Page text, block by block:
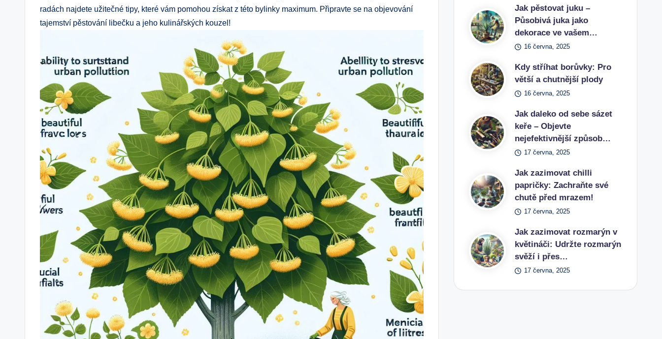
radách najdete užitečné tipy, které vám pomohou získat z této bylinky maximum. Připravte se na objevování
tajemství pěstování libečku a jeho kulinářských kouzel!
Jak pěstovat juku –
Působivá juka jako
dekorace ve vašem…
16 června, 2025
Kdy stříhat borůvky: Pro
větší a chutnější plody
16 června, 2025
Jak daleko od sebe sázet
keře – Objevte
nejefektivnější způsob…
17 června, 2025
Jak zazimovat chilli
papričky: Zachraňte své
chutě před mrazem!
17 června, 2025
Jak zazimovat rozmarýn v
květináči: Udržte rozmarýn
svěží i přes…
17 června, 2025